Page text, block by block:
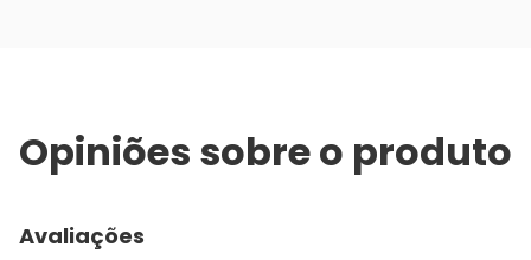
Opiniões sobre o produto
Avaliações